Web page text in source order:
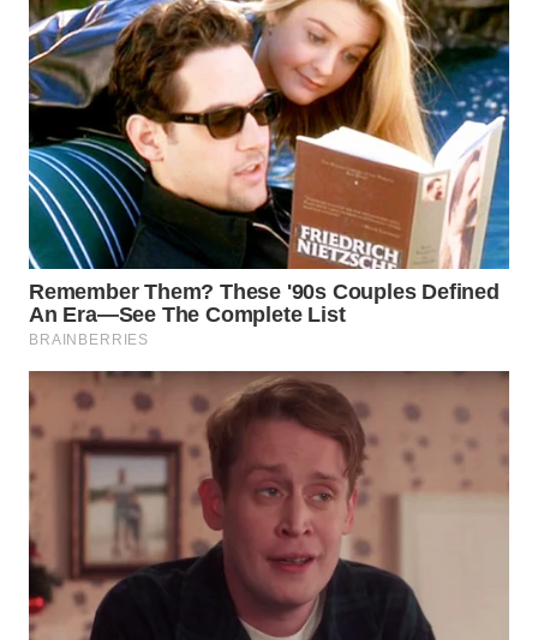
KARO
WN
SIMALUNGUN
WN
LABUHANBATU
WN
TAPANULI
TENGAH
WN DELI
SERDANG
WN
TEBING
TINGGI
WN
PAKPAK